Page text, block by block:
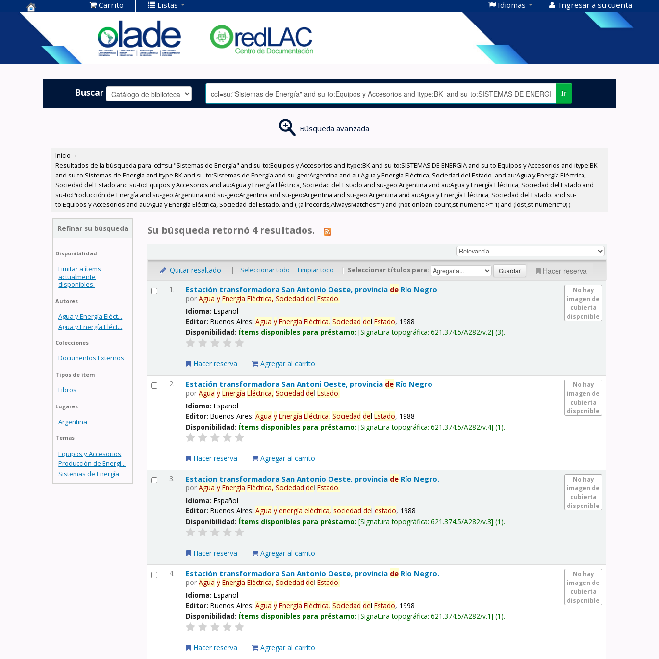
Centro de
Documentación
OLADE -
Carrito Listas Idiomas Ingresar a su cuenta
Buscar Ir
Búsqueda avanzada
Inicio ›
Resultados de la búsqueda para 'ccl=su:"Sistemas de Energía" and su-to:Equipos y Accesorios and itype:BK and su-to:SISTEMAS DE ENERGIA and su-to:Equipos y Accesorios and itype:BK
and su-to:Sistemas de Energía and itype:BK and su-to:Sistemas de Energía and su-geo:Argentina and au:Agua y Energía Eléctrica, Sociedad del Estado. and au:Agua y Energía Eléctrica,
Sociedad del Estado and su-to:Equipos y Accesorios and au:Agua y Energía Eléctrica, Sociedad del Estado and su-geo:Argentina and au:Agua y Energía Eléctrica, Sociedad del Estado and
su-to:Producción de Energía and su-geo:Argentina and su-geo:Argentina and su-geo:Argentina and su-geo:Argentina and au:Agua y Energía Eléctrica, Sociedad del Estado. and su-
to:Equipos y Accesorios and au:Agua y Energía Eléctrica, Sociedad del Estado. and ( (allrecords,AlwaysMatches='') and (not-onloan-count,st-numeric >= 1) and (lost,st-numeric=0) )'
Refinar su búsqueda
Disponibilidad
Limitar a ítems
actualmente
disponibles.
Autores
Agua y Energía Eléct...
Agua y Energía Eléct...
Colecciones
Documentos Externos
Tipos de ítem
Libros
Lugares
Argentina
Temas
Equipos y Accesorios
Producción de Energí...
Sistemas de Energía
Su búsqueda retornó 4 resultados.
Quitar resaltado | Seleccionar todo Limpiar todo | Seleccionar títulos para: Hacer reserva
1.
No hay
imagen de
cubierta
disponible
Estación transformadora San Antonio Oeste, provincia de Río Negro
porAgua y Energía Eléctrica, Sociedad delEstado.
Idioma:Español
Editor:Buenos Aires:Agua y Energía Eléctrica, Sociedad delEstado, 1988
Disponibilidad: Ítems disponibles para préstamo: Signatura topográfica:621.374.5/A282/v.2 (3).
Hacer reserva Agregar al carrito
2.
No hay
imagen de
cubierta
disponible
Estación transformadora San Antoni Oeste, provincia de Río Negro
porAgua y Energía Eléctrica, Sociedad delEstado.
Idioma:Español
Editor:Buenos Aires:Agua y Energía Eléctrica, Sociedad delEstado, 1988
Disponibilidad: Ítems disponibles para préstamo: Signatura topográfica:621.374.5/A282/v.4 (1).
Hacer reserva Agregar al carrito
3.
No hay
imagen de
cubierta
disponible
Estacion transformadora San Antonio Oeste, provincia de Río Negro.
porAgua y Energía Eléctrica, Sociedad delEstado.
Idioma:Español
Editor:Buenos Aires:Agua y energía eléctrica, sociedad delestado, 1988
Disponibilidad: Ítems disponibles para préstamo: Signatura topográfica:621.374.5/A282/v.3 (1).
Hacer reserva Agregar al carrito
4.
No hay
imagen de
cubierta
disponible
Estación transformadora San Antonio Oeste, provincia de Río Negro.
porAgua y Energía Eléctrica, Sociedad delEstado.
Idioma:Español
Editor:Buenos Aires:Agua y Energía Eléctrica, Sociedad delEstado, 1998
Disponibilidad: Ítems disponibles para préstamo: Signatura topográfica:621.374.5/A282/v.1 (1).
Hacer reserva Agregar al carrito